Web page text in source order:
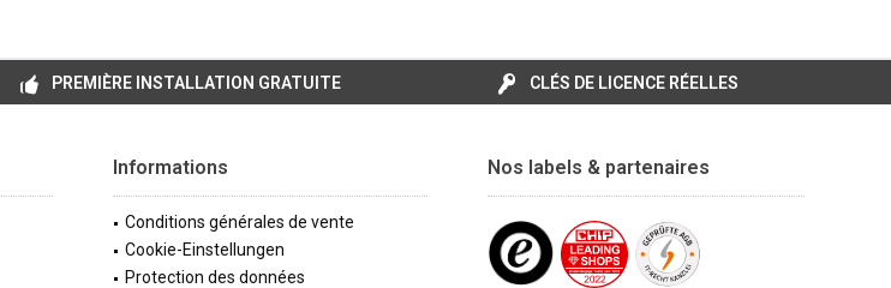
PREMIÈRE INSTALLATION GRATUITE CLÉS DE LICENCE RÉELLES
Informations
Conditions générales de vente
Cookie-Einstellungen
Protection des données
Nos labels & partenaires